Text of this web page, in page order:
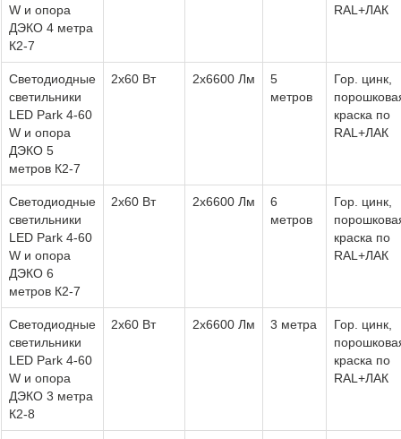
W и опора
ДЭКО 4 метра
К2-7
RAL+ЛАК
Светодиодные
светильники
LED Park 4-60
W и опора
ДЭКО 5
метров К2-7
2х60 Вт 2х6600 Лм
5
метров
Гор. цинк,
краска по
RAL+ЛАК
Светодиодные
светильники
LED Park 4-60
W и опора
ДЭКО 6
метров К2-7
2х60 Вт 2х6600 Лм
6
метров
Гор. цинк,
краска по
RAL+ЛАК
Светодиодные
светильники
LED Park 4-60
W и опора
ДЭКО 3 метра
К2-8
2х60 Вт 2х6600 Лм 3 метра
Гор. цинк,
краска по
RAL+ЛАК